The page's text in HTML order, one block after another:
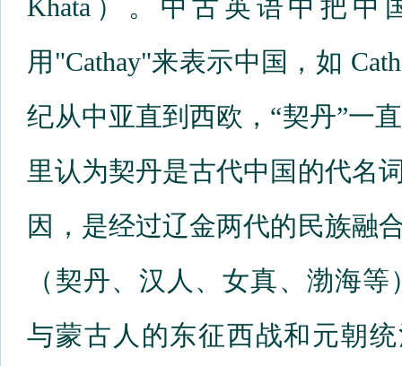
Khata）。中古英语中把中
用"Cathay"来表示中国，如
纪从中亚直到西欧，“契丹”一
里认为契丹是古代中国的代名
因，是经过辽金两代的民族融
（契丹、汉人、女真、渤海
与蒙古人的东征西战和元朝